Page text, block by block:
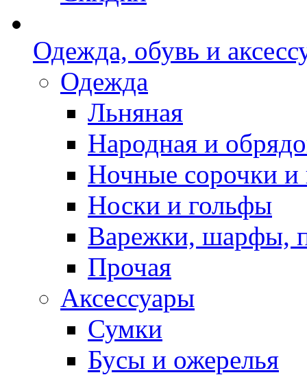
Одежда, обувь и
Одежда
Льняная
Народная и
Ночные сорочки
Носки и гольфы
Варежки, шарфы,
Прочая
Аксессуары
Сумки
Бусы и ожерелья